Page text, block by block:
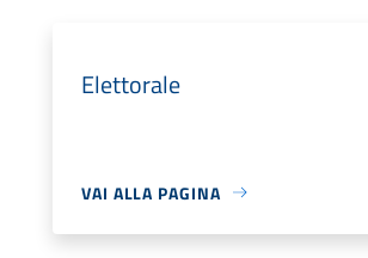
Elettorale
VAI ALLA PAGINA